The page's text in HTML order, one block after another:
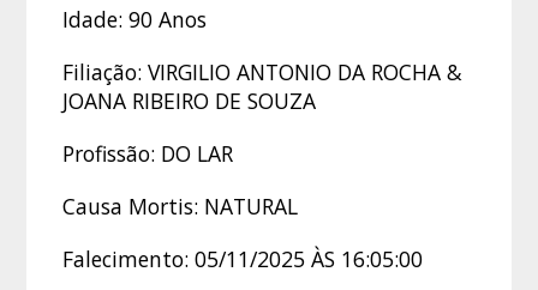
Idade: 90 Anos
Filiação: VIRGILIO ANTONIO DA ROCHA &
JOANA RIBEIRO DE SOUZA
Profissão: DO LAR
Causa Mortis: NATURAL
Falecimento: 05/11/2025 ÀS 16:05:00